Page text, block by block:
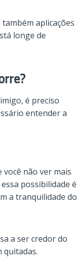
aplicações
longe de
é preciso
entender a
você não ver mais
possibilidade é
a tranquilidade do
a ser credor do
quitadas.